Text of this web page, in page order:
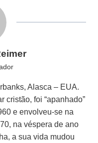
Alasca – EUA.
cristão, foi “apanhado”
e envolveu-se na
na véspera de ano
a sua vida mudou